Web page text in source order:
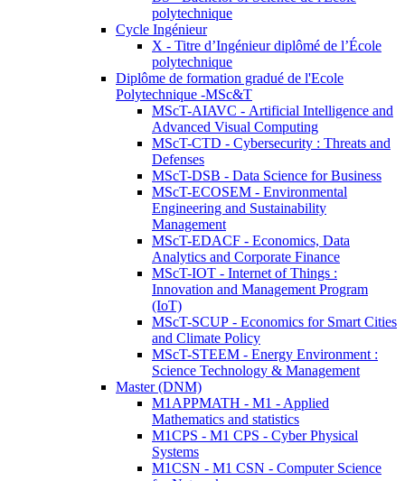
polytechnique
Cycle Ingénieur
X - Titre d’Ingénieur diplômé de l’École
polytechnique
Diplôme de formation gradué de l'Ecole
Polytechnique -MSc&T
MScT-AIAVC - Artificial Intelligence and
Advanced Visual Computing
MScT-CTD - Cybersecurity : Threats and
Defenses
MScT-DSB - Data Science for Business
MScT-ECOSEM - Environmental
Engineering and Sustainability
Management
MScT-EDACF - Economics, Data
Analytics and Corporate Finance
MScT-IOT - Internet of Things :
Innovation and Management Program
(IoT)
MScT-SCUP - Economics for Smart Cities
and Climate Policy
MScT-STEEM - Energy Environment :
Science Technology & Management
Master (DNM)
M1APPMATH - M1 - Applied
Mathematics and statistics
M1CPS - M1 CPS - Cyber Physical
Systems
M1CSN - M1 CSN - Computer Science